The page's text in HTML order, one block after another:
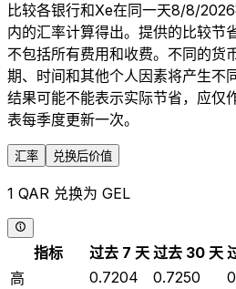
比较各银行和Xe在同一天8/8/
内的汇率计算得出。提供的比较节
不包括所有费用和收费。不同的货
期、时间和其他个人因素将产生不
结果可能不能表示实际节省，应仅
表每季度更新一次。
汇率 兑换后价值
1 QAR 兑换为 GEL
指标 过去 7 天 过去 30 天
高
0.7204 0.7250